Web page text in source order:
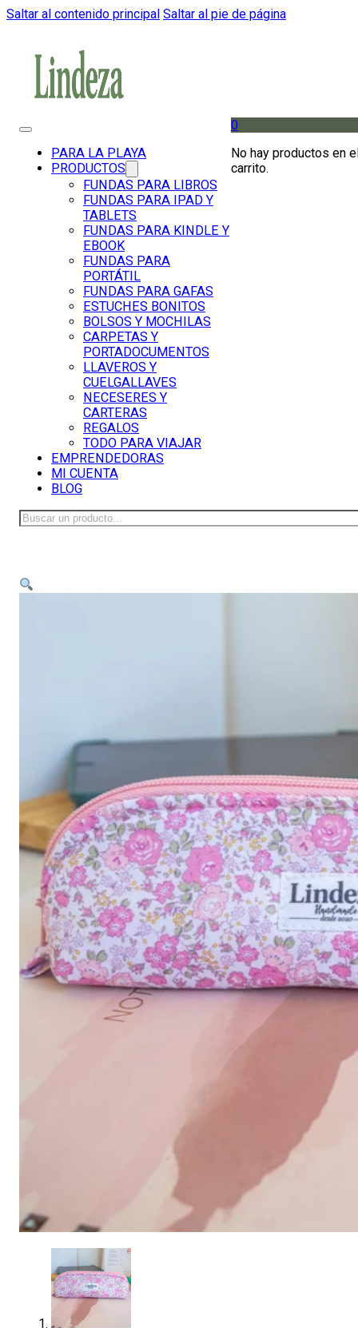
Saltar al contenido principal Saltar al pie de página
PARA LA PLAYA
PRODUCTOS
FUNDAS PARA LIBROS
FUNDAS PARA IPAD Y
TABLETS
FUNDAS PARA KINDLE Y
EBOOK
FUNDAS PARA
PORTÁTIL
FUNDAS PARA GAFAS
ESTUCHES BONITOS
BOLSOS Y MOCHILAS
CARPETAS Y
PORTADOCUMENTOS
LLAVEROS Y
CUELGALLAVES
NECESERES Y
CARTERAS
REGALOS
TODO PARA VIAJAR
EMPRENDEDORAS
MI CUENTA
BLOG
0
No hay productos en
carrito.
Buscar